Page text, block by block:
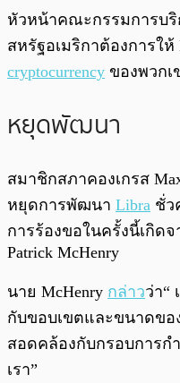
หัวหน้าคณะกรรมการบริ
สหรัฐอเมริกาต้องการใ
cryptocurrency ของพวกเ
หยุดพัฒนา
สมาชิกสภาคองเกรส
หยุดการพัฒนา Libra ชั่ว
การร้องขอในครั้งนี้เกิด
Patrick McHenry
นาย McHenry กล่าวว่า“
กับขอบเขตและขนาดขอ
สอดคล้องกับกรอบการก
เรา”